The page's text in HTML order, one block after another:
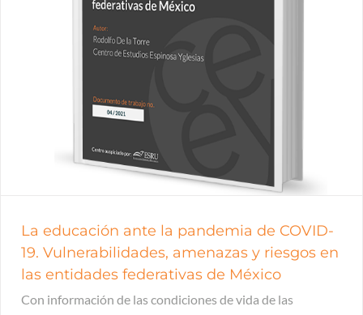
La educación ante la pandemia de COVID-
19. Vulnerabilidades, amenazas y riesgos en
las entidades federativas de México
Con información de las condiciones de vida de las